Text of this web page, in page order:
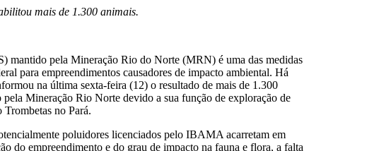
mais de 1.300 animais.
mantido pela Mineração Rio do Norte (MRN) é uma das medidas
para empreendimentos causadores de impacto ambiental. Há
na última sexta-feira (12) o resultado de mais de 1.300
Mineração Rio Norte devido a sua função de exploração de
no Pará.
poluidores licenciados pelo IBAMA acarretam em
do empreendimento e do grau de impacto na fauna e flora, a falta